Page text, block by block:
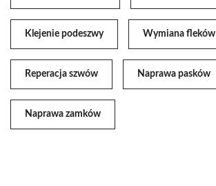
Klejenie podeszwy Wymiana fleków
Reperacja szwów Naprawa pasków
Naprawa zamków